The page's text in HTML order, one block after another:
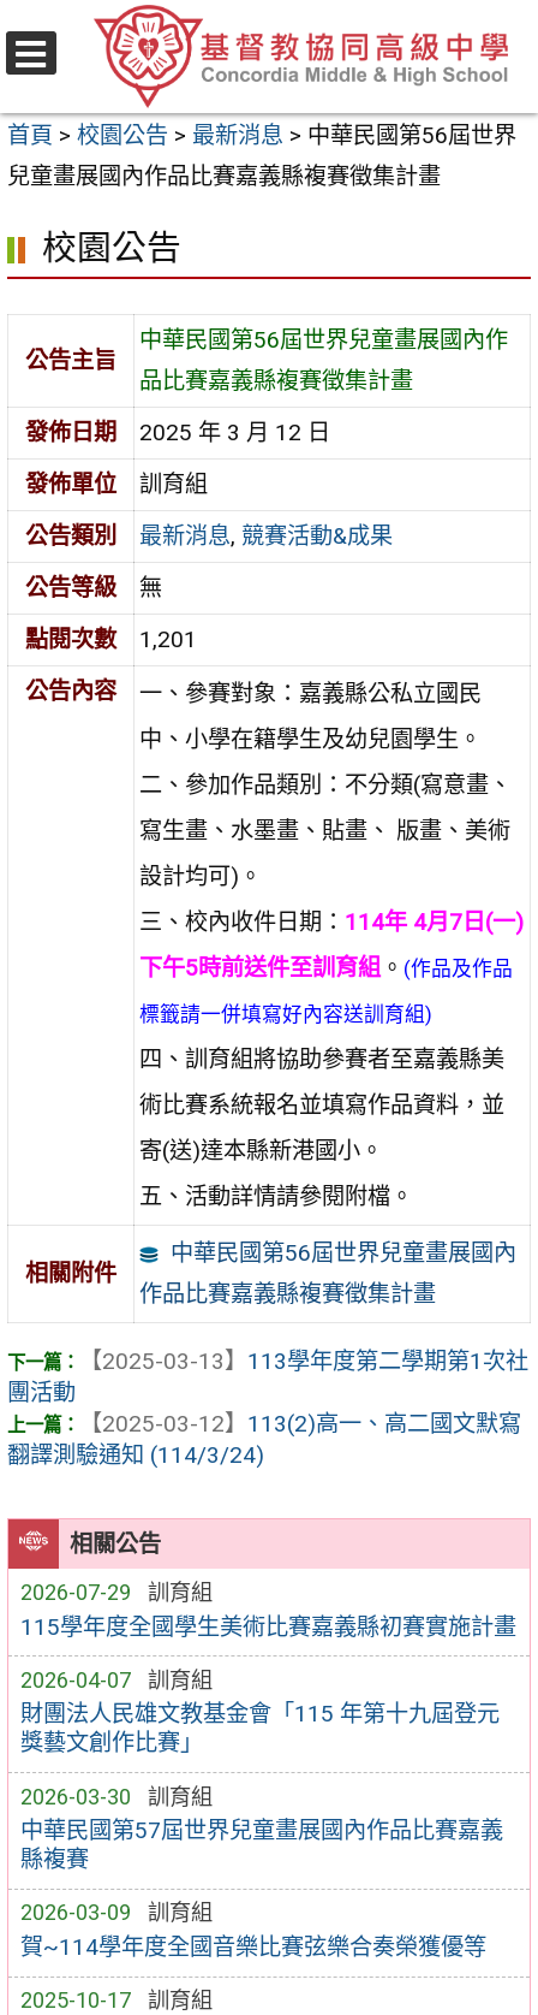
至
要
內
區
首頁 > 校園公告 > 最新消息 > 中華民國第56屆世界
兒童畫展國內作品比賽嘉義縣複賽徵集計畫
相關公告
2026-07-29 訓育組
115學年度全國學生美術比賽嘉義縣初賽實施計畫
2026-04-07 訓育組
財團法人民雄文教基金會「115 年第十九屆登元
獎藝文創作比賽」
2026-03-30 訓育組
中華民國第57屆世界兒童畫展國內作品比賽嘉義
縣複賽
2026-03-09 訓育組
賀~114學年度全國音樂比賽弦樂合奏榮獲優等
2025-10-17 訓育組
校園公告
公告主旨
中華民國第56屆世界兒童畫展國內作
品比賽嘉義縣複賽徵集計畫
發佈日期
2025 年 3 月 12 日
發佈單位
訓育組
公告類別
最新消息, 競賽活動&成果
公告等級
無
點閱次數
1,201
公告內容
一、參賽對象：嘉義縣公私立國民
中、小學在籍學生及幼兒園學生。
二、參加作品類別：不分類(寫意畫、
寫生畫、水墨畫、貼畫、 版畫、美術
設計均可)。
三、校內收件日期： 114年 4月7日(一)
下午5時前送件至訓育組。 (作品及作品
標籤請一併填寫好內容送訓育組)
四、訓育組將協助參賽者至嘉義縣美
術比賽系統報名並填寫作品資料，並
寄(送)達本縣新港國小。
五、活動詳情請參閱附檔。
相關附件
中華民國第56屆世界兒童畫展國內
作品比賽嘉義縣複賽徵集計畫
【2025-03-13】 113學年度第二學期第1次社
團活動
【2025-03-12】 113(2)高一、高二國文默寫
翻譯測驗通知 (114/3/24)
選
單